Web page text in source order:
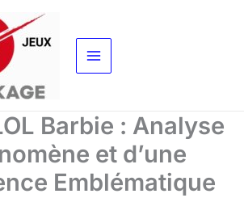
Barbie : Analyse
et d’une
Emblématique